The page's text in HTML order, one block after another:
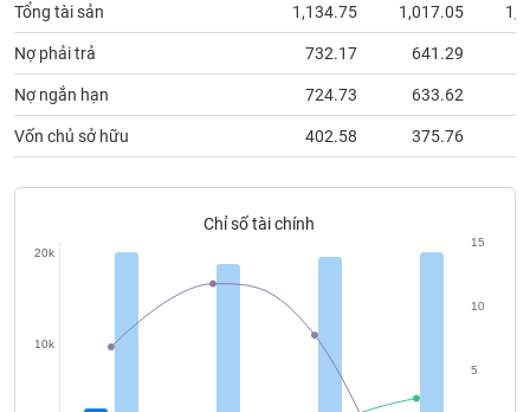
Tổng tài sản 1,134.75 1,017.05
Nợ phải trả 732.17 641.29
Nợ ngắn hạn 724.73 633.62
Vốn chủ sở hữu 402.58 375.76
Chỉ số tài chính
10k
20k
5
10
15
Công
cụ
đầu